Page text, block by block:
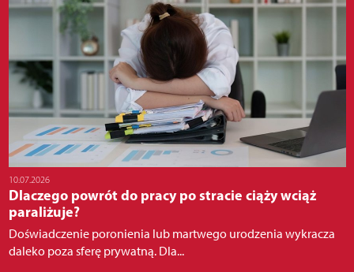
10.07.2026
Dlaczego powrót do pracy po stracie ciąży wciąż
paraliżuje?
Doświadczenie poronienia lub martwego urodzenia wykracza
daleko poza sferę prywatną. Dla...